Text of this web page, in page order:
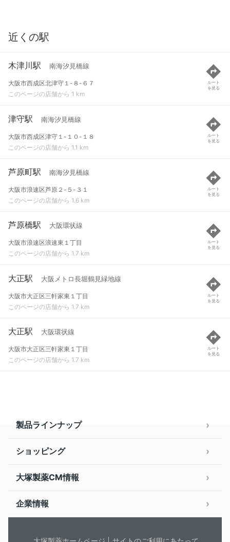
近くの駅
木津川駅 南海汐見橋線
大阪市西成区北津守１-８-６７
このページの店舗から 1 km
ルート
を見る
津守駅 南海汐見橋線
大阪市西成区津守１-１０-１８
このページの店舗から 1.1 km
ルート
を見る
芦原町駅 南海汐見橋線
大阪市浪速区芦原２-５-３１
このページの店舗から 1.6 km
ルート
を見る
芦原橋駅 大阪環状線
大阪市浪速区浪速東１丁目
このページの店舗から 1.7 km
ルート
を見る
大正駅 大阪メトロ長堀鶴見緑地線
大阪市大正区三軒家東１丁目
このページの店舗から 1.7 km
ルート
を見る
大正駅 大阪環状線
大阪市大正区三軒家東１丁目
このページの店舗から 1.7 km
ルート
を見る
製品ラインナップ
ショッピング
大塚製薬CM情報
企業情報